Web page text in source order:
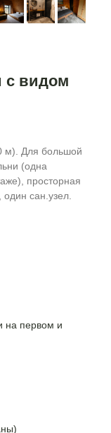
с видом
м). Для большой
(одна
просторная
сан.узел.
на первом и